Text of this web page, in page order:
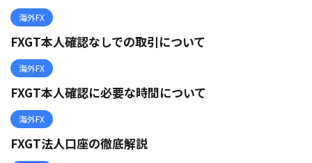
海外FX
FXGT本人確認なしでの取引について
海外FX
FXGT本人確認に必要な時間について
海外FX
FXGT法人口座の徹底解説